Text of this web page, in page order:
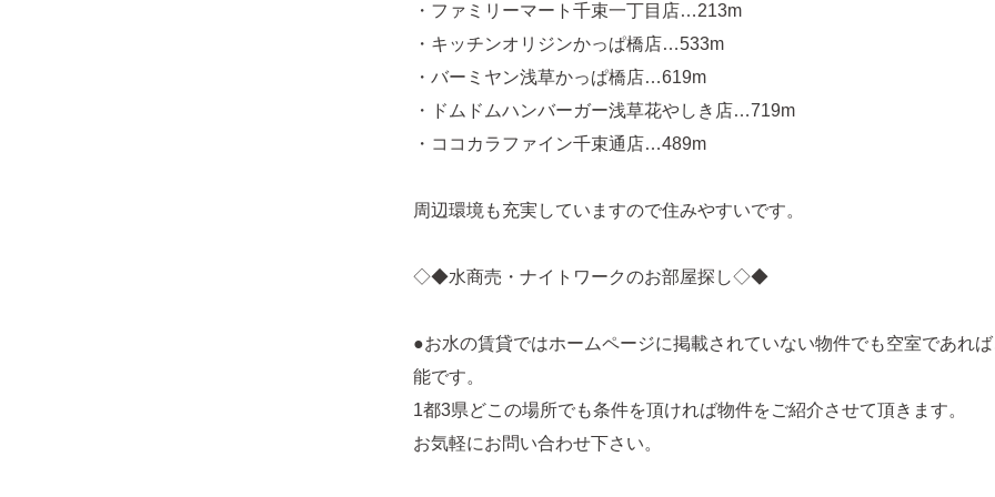
・ファミリーマート千束一丁目店…213m
・キッチンオリジンかっぱ橋店…533m
・バーミヤン浅草かっぱ橋店…619m
・ドムドムハンバーガー浅草花やしき店…719m
・ココカラファイン千束通店…489m
周辺環境も充実していますので住みやすいです。
◇◆水商売・ナイトワークのお部屋探し◇◆
●お水の賃貸ではホームページに掲載されていない物件でも空室であれ
能です。
1都3県どこの場所でも条件を頂ければ物件をご紹介させて頂きます。
お気軽にお問い合わせ下さい。